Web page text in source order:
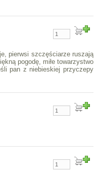
pierwsi szczęściarze ruszają
pogodę, miłe towarzystwo
pan z niebieskiej przyczepy